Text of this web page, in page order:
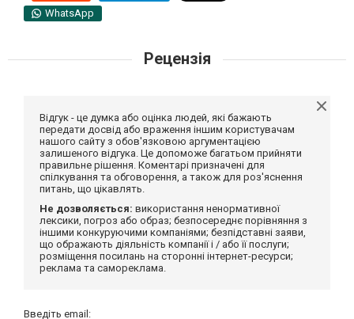
WhatsApp
Рецензія
Відгук - це думка або оцінка людей, які бажають
передати досвід або враження іншим користувачам
нашого сайту з обов'язковою аргументацією
залишеного відгука. Це допоможе багатьом прийняти
правильне рішення. Коментарі призначені для
спілкування та обговорення, а також для роз'яснення
питань, що цікавлять.
Не дозволяється: використання ненормативної
лексики, погроз або образ; безпосереднє порівняння з
іншими конкуруючими компаніями; безпідставні заяви,
що ображають діяльність компанії і / або її послуги;
розміщення посилань на сторонні інтернет-ресурси;
реклама та самореклама.
Введіть email: